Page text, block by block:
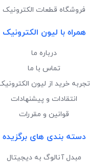
فروشگاه قطعات الکترونیک
همراه با لیون الکترونیک
درباره ما
تماس با ما
تجربه خرید از لیون
انتقادات و پیشنهادات
قوانین و مقررات
دسته بندی های برگزیده
مبدل آنالوگ به دیجیتال